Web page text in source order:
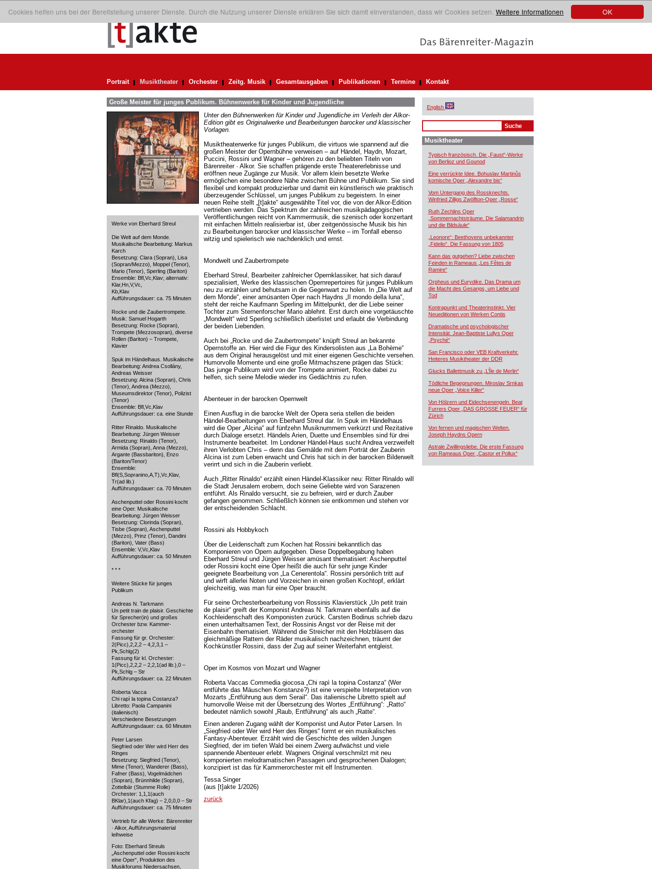
OK
Cookies helfen uns bei der Bereitstellung unserer Dienste. Durch die Nutzung unserer Dienste erklären Sie sich damit einverstanden, dass wir Cookies setzen. Weitere Informationen
Portrait Musiktheater Orchester Zeitg. Musik Gesamtausgaben Publikationen Termine Kontakt
Große Meister für junges Publikum. Bühnenwerke für Kinder und Jugendliche
Werke von Eberhard Streul
Die Welt auf dem Monde.
Musikalische Bearbeitung: Markus
Karch
Besetzung: Clara (Sopran), Lisa
(Sopran/Mezzo), Moppel (Tenor),
Mario (Tenor), Sperling (Bariton)
Ensemble: Bfl,Vc,Klav; alternativ:
Klar,Hn,V,Vc,
Kb,Klav
Aufführungsdauer: ca. 75 Minuten
Rocke und die Zaubertrompete.
Musik: Samuel Hogarth
Besetzung: Rocke (Sopran),
Trompete (Mezzosopran), diverse
Rollen (Bariton) – Trompete,
Klavier
Spuk im Händelhaus. Musikalische
Bearbeitung: Andrea Csollány,
Andreas Weisser
Besetzung: Alcina (Sopran), Chris
(Tenor), Andrea (Mezzo),
Museumsdirektor (Tenor), Polizist
(Tenor)
Ensemble: Bfl,Vc,Klav
Aufführungsdauer: ca. eine Stunde
Ritter Rinaldo. Musikalische
Bearbeitung: Jürgen Weisser
Besetzung: Rinaldo (Tenor),
Armida (Sopran), Anna (Mezzo),
Argante (Bassbariton), Enzo
(Bariton/Tenor)
Ensemble:
Bfl(S,Sopranino,A,T),Vc,Klav,
Tr(ad lib.)
Aufführungsdauer: ca. 70 Minuten
Aschenputtel oder Rossini kocht
eine Oper. Musikalische
Bearbeitung: Jürgen Weisser
Besetzung: Clorinda (Sopran),
Tisbe (Sopran), Aschenputtel
(Mezzo), Prinz (Tenor), Dandini
(Bariton), Vater (Bass)
Ensemble: V,Vc,Klav
Aufführungsdauer: ca. 50 Minuten
* * *
Weitere Stücke für junges
Publikum
Andreas N. Tarkmann
Un petit train de plaisir. Geschichte
für Sprecher(in) und großes
Orchester bzw. Kammer-
orchester
Fassung für gr. Orchester:
2(Picc),2,2,2 – 4,2,3,1 –
Pk,Schlg(2)
Fassung für kl. Orchester:
1(Picc),2,2,2 – 2,2,1(ad lib.),0 –
Pk,Schlg – Str
Aufführungsdauer: ca. 22 Minuten
Roberta Vacca
Chi rapì la topina Costanza?
Libretto: Paola Campanini
(italienisch)
Verschiedene Besetzungen
Aufführungsdauer: ca. 60 Minuten
Peter Larsen
Siegfried oder Wer wird Herr des
Ringes
Besetzung: Siegfried (Tenor),
Mime (Tenor), Wanderer (Bass),
Fafner (Bass), Vogelmädchen
(Sopran), Brünnhilde (Sopran),
Zottelbär (Stumme Rolle)
Orchester: 1,1,1(auch
BKlar),1(auch Kfag) – 2,0,0,0 – Str
Aufführungsdauer: ca. 75 Minuten
Vertrieb für alle Werke: Bärenreiter
· Alkor, Aufführungsmaterial
leihweise
Foto: Eberhard Streuls
„Aschenputtel oder Rossini kocht
eine Oper“, Produktion des
Musikforums Niedersachsen,
Unter den Bühnenwerken für Kinder und Jugendliche im Verleih der Alkor-
Edition gibt es Originalwerke und Bearbeitungen barocker und klassischer
Vorlagen.
Musiktheaterwerke für junges Publikum, die virtuos wie spannend auf die
großen Meister der Opernbühne verweisen – auf Händel, Haydn, Mozart,
Puccini, Rossini und Wagner – gehören zu den beliebten Titeln von
Bärenreiter · Alkor. Sie schaffen prägende erste Theatererlebnisse und
eröffnen neue Zugänge zur Musik. Vor allem klein besetzte Werke
ermöglichen eine besondere Nähe zwischen Bühne und Publikum. Sie sind
flexibel und kompakt produzierbar und damit ein künstlerisch wie praktisch
überzeugender Schlüssel, um junges Publikum zu begeistern. In einer
neuen Reihe stellt „[t]akte“ ausgewählte Titel vor, die von der Alkor-Edition
vertrieben werden. Das Spektrum der zahlreichen musikpädagogischen
Veröffentlichungen reicht von Kammermusik, die szenisch oder konzertant
mit einfachen Mitteln realisierbar ist, über zeitgenössische Musik bis hin
zu Bearbeitungen barocker und klassischer Werke – im Tonfall ebenso
witzig und spielerisch wie nachdenklich und ernst.
Mondwelt und Zaubertrompete
Eberhard Streul, Bearbeiter zahlreicher Opernklassiker, hat sich darauf
spezialisiert, Werke des klassischen Opernrepertoires für junges Publikum
neu zu erzählen und behutsam in die Gegenwart zu holen. In „Die Welt auf
dem Monde“, einer amüsanten Oper nach Haydns „Il mondo della luna“,
steht der reiche Kaufmann Sperling im Mittelpunkt, der die Liebe seiner
Tochter zum Sternenforscher Mario ablehnt. Erst durch eine vorgetäuschte
„Mondwelt“ wird Sperling schließlich überlistet und erlaubt die Verbindung
der beiden Liebenden.
Auch bei „Rocke und die Zaubertrompete“ knüpft Streul an bekannte
Opernstoffe an. Hier wird die Figur des Kindersolisten aus „La Bohème“
aus dem Original herausgelöst und mit einer eigenen Geschichte versehen.
Humorvolle Momente und eine große Mitmachszene prägen das Stück:
Das junge Publikum wird von der Trompete animiert, Rocke dabei zu
helfen, sich seine Melodie wieder ins Gedächtnis zu rufen.
Abenteuer in der barocken Opernwelt
Einen Ausflug in die barocke Welt der Opera seria stellen die beiden
Händel-Bearbeitungen von Eberhard Streul dar. In Spuk im Händelhaus
wird die Oper „Alcina“ auf fünfzehn Musiknummern verkürzt und Rezitative
durch Dialoge ersetzt. Händels Arien, Duette und Ensembles sind für drei
Instrumente bearbeitet. Im Londoner Händel-Haus sucht Andrea verzweifelt
ihren Verlobten Chris – denn das Gemälde mit dem Porträt der Zauberin
Alcina ist zum Leben erwacht und Chris hat sich in der barocken Bilderwelt
verirrt und sich in die Zauberin verliebt.
Auch „Ritter Rinaldo“ erzählt einen Händel-Klassiker neu: Ritter Rinaldo will
die Stadt Jerusalem erobern, doch seine Geliebte wird von Sarazenen
entführt. Als Rinaldo versucht, sie zu befreien, wird er durch Zauber
gefangen genommen. Schließlich können sie entkommen und stehen vor
der entscheidenden Schlacht.
Rossini als Hobbykoch
Über die Leidenschaft zum Kochen hat Rossini bekanntlich das
Komponieren von Opern aufgegeben. Diese Doppelbegabung haben
Eberhard Streul und Jürgen Weisser amüsant thematisiert: Aschenputtel
oder Rossini kocht eine Oper heißt die auch für sehr junge Kinder
geeignete Bearbeitung von „La Cenerentola“. Rossini persönlich tritt auf
und wirft allerlei Noten und Vorzeichen in einen großen Kochtopf, erklärt
gleichzeitig, was man für eine Oper braucht.
Für seine Orchesterbearbeitung von Rossinis Klavierstück „Un petit train
de plaisir“ greift der Komponist Andreas N. Tarkmann ebenfalls auf die
Kochleidenschaft des Komponisten zurück. Carsten Bodinus schrieb dazu
einen unterhaltsamen Text, der Rossinis Angst vor der Reise mit der
Eisenbahn thematisiert. Während die Streicher mit den Holzbläsern das
gleichmäßige Rattern der Räder musikalisch nachzeichnen, träumt der
Kochkünstler Rossini, dass der Zug auf seiner Weiterfahrt entgleist.
Oper im Kosmos von Mozart und Wagner
Roberta Vaccas Commedia giocosa „Chi rapì la topina Costanza“ (Wer
entführte das Mäuschen Konstanze?) ist eine verspielte Interpretation von
Mozarts „Entführung aus dem Serail“. Das italienische Libretto spielt auf
humorvolle Weise mit der Übersetzung des Wortes „Entführung“: „Ratto“
bedeutet nämlich sowohl „Raub, Entführung“ als auch „Ratte“.
Einen anderen Zugang wählt der Komponist und Autor Peter Larsen. In
„Siegfried oder Wer wird Herr des Ringes“ formt er ein musikalisches
Fantasy-Abenteuer. Erzählt wird die Geschichte des wilden Jungen
Siegfried, der im tiefen Wald bei einem Zwerg aufwächst und viele
spannende Abenteuer erlebt. Wagners Original verschmilzt mit neu
komponierten melodramatischen Passagen und gesprochenen Dialogen;
konzipiert ist das für Kammerorchester mit elf Instrumenten.
Tessa Singer
(aus [t]akte 1/2026)
zurück
English
Musiktheater
Typisch französisch. Die „Faust“-Werke
von Berlioz und Gounod
Eine verrückte Idee. Bohuslav Martinůs
komische Oper „Alexandre bis“
Vom Untergang des Rossknechts.
Winfried Zilligs Zwölfton-Oper „Rosse“
Ruth Zechlins Oper
„Sommernachtsträume. Die Salamandrin
und die Bildsäule“
„Leonore“: Beethovens unbekannter
„Fidelio“. Die Fassung von 1805
Kann das gutgehen? Liebe zwischen
Feinden in Rameaus „Les Fêtes de
Ramire“
Orpheus und Eurydike. Das Drama um
die Macht des Gesangs, um Liebe und
Tod
Kontrapunkt und Theaterinstinkt. Vier
Neueditionen von Werken Contis
Dramatische und psychologischer
Intensität. Jean-Baptiste Lullys Oper
„Psyché“
San Francisco oder VEB Kraftverkehr.
Heiteres Musiktheater der DDR
Glucks Ballettmusik zu „L’Île de Merlin“
Tödliche Begegnungen. Miroslav Srnkas
neue Oper „Voice Killer“
Von Hölzern und Eidechsenengeln. Beat
Furrers Oper „DAS GROSSE FEUER“ für
Zürich
Von fernen und magischen Welten.
Joseph Haydns Opern
Astrale Zwillingsliebe. Die erste Fassung
von Rameaus Oper „Castor et Pollux“